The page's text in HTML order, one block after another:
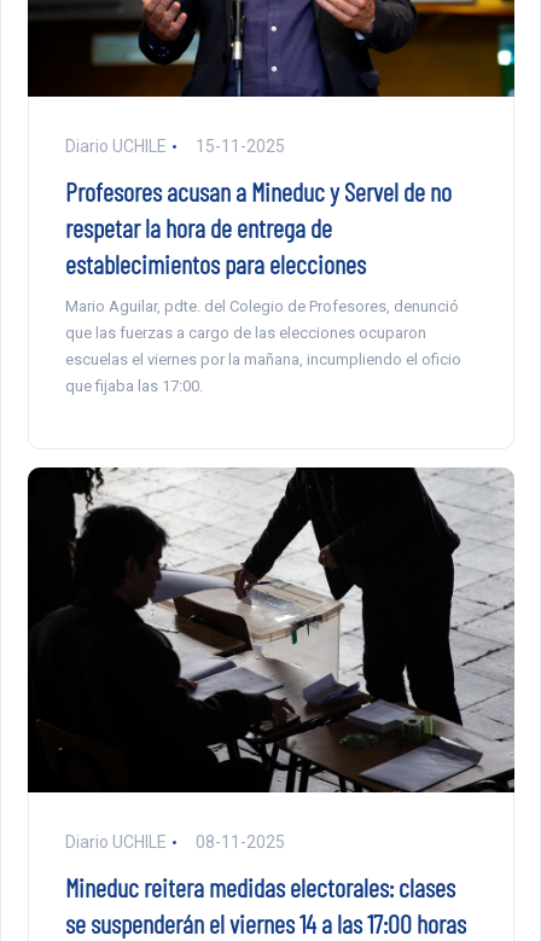
Diario UCHILE 15-11-2025
Profesores acusan a Mineduc y Servel de no
respetar la hora de entrega de
establecimientos para elecciones
Mario Aguilar, pdte. del Colegio de Profesores, denunció
que las fuerzas a cargo de las elecciones ocuparon
escuelas el viernes por la mañana, incumpliendo el oficio
que fijaba las 17:00.
Diario UCHILE 08-11-2025
Mineduc reitera medidas electorales: clases
se suspenderán el viernes 14 a las 17:00 horas